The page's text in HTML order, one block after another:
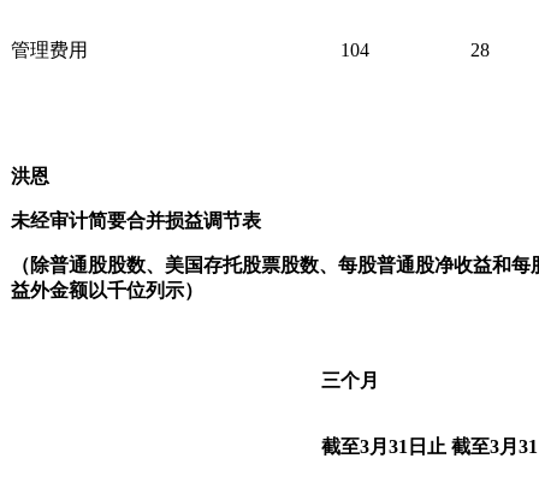
管理费用 104 28
洪恩
未经审计简要合并损益调节表
（除普通股股数、美国存托股票股数、每股普通股净收益和
益外金额以千位列示）
三个月
截至3月 31 日止 截至3月 31